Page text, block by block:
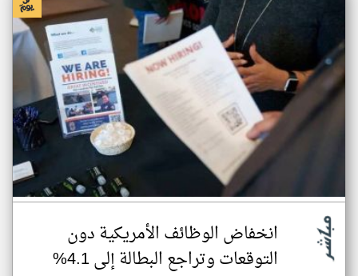
انخفاض الوظائف الأمريكية دون
التوقعات وتراجع البطالة إلى 4.1%